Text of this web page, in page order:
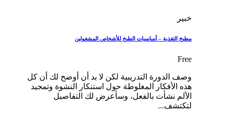
خبير
مطبخ التغذية – أساسيات الطبخ للأشخاص المشغولين
Free
وصف الدورة التدريبية لكن لا بد أن أوضح لك أن كل
هذه الأفكار المغلوطة حول استنكار النشوة وتمجيد
الألم نشأت بالفعل، وسأعرض لك التفاصيل
لتكتشف...